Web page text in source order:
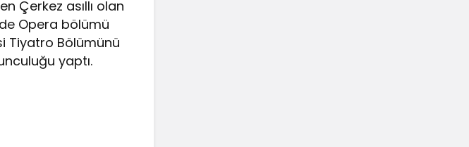
Çerkez asıllı olan
Opera bölümü
Tiyatro Bölümünü
yaptı.